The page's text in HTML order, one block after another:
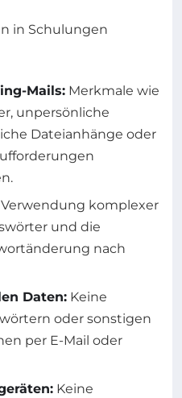
in Schulungen
Mails: Merkmale wie
unpersönliche
Dateianhänge oder
Verwendung komplexer
und die
nach
Daten: Keine
oder sonstigen
per E-Mail oder
Keine